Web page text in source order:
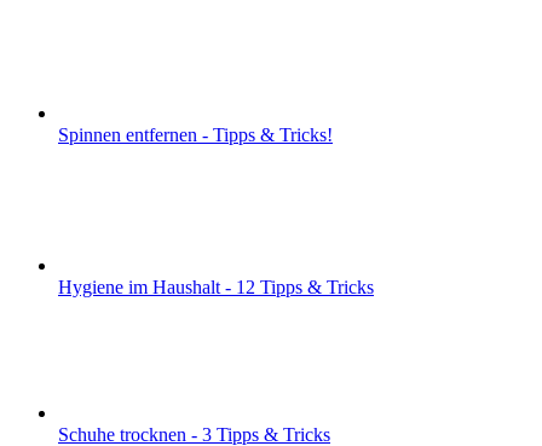
Spinnen entfernen - Tipps & Tricks!
Hygiene im Haushalt - 12 Tipps & Tricks
Schuhe trocknen - 3 Tipps & Tricks